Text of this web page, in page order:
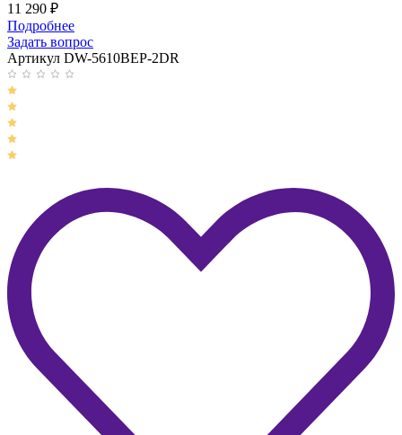
11 290 ₽
Подробнее
Задать вопрос
Артикул DW-5610BEP-2DR